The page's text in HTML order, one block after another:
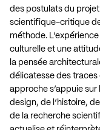
des postulats du
scientifique-critique
méthode.
culturelle et une
la pensée
délicatesse des traces
approche s’appuie sur
design, de l’histoire,
de la recherche